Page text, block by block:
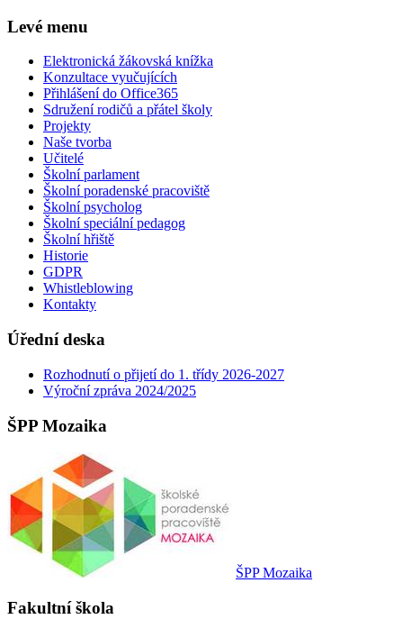
Levé menu
Elektronická žákovská knížka
Konzultace vyučujících
Přihlášení do Office365
Sdružení rodičů a přátel školy
Projekty
Naše tvorba
Učitelé
Školní parlament
Školní poradenské pracoviště
Školní psycholog
Školní speciální pedagog
Školní hřiště
Historie
GDPR
Whistleblowing
Kontakty
Úřední deska
Rozhodnutí o přijetí do 1. třídy 2026-2027
Výroční zpráva 2024/2025
ŠPP Mozaika
ŠPP Mozaika
Fakultní škola